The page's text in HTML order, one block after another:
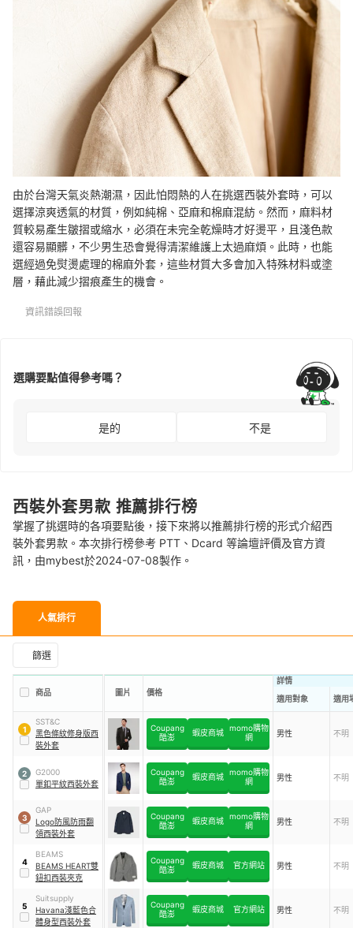
由於台灣天氣炎熱潮濕，因此怕悶熱的人在挑選西裝外套時，可以
選擇涼爽透氣的材質，例如純棉、亞麻和棉麻混紡。然而，麻料材
質較易產生皺摺或縮水，必須在未完全乾燥時才好燙平，且淺色款
還容易顯髒，不少男生恐會覺得清潔維護上太過麻煩。此時，也能
選經過免熨燙處理的棉麻外套，這些材質大多會加入特殊材料或塗
層，藉此減少摺痕產生的機會。
資訊錯誤回報
選購要點值得參考嗎？
是的 不是
西裝外套男款 推薦排行榜
掌握了挑選時的各項要點後，接下來將以推薦排行榜的形式介紹西
裝外套男款。本次排行榜參考 PTT、Dcard 等論壇評價及官方資
訊，由mybest於2024-07-08製作。
人氣排行
篩選
商品 圖片 價格
詳情
適用對象
適用
1
SST&C
黑色條紋修身版西
裝外套
Coupang
酷澎
蝦皮商城 momo購物
網
男性 不明
2
G2000
單釦平紋西裝外套
Coupang
酷澎
蝦皮商城 momo購物
網
男性 不明
3
GAP
Logo防風防雨翻
領西裝外套
Coupang
酷澎
蝦皮商城 momo購物
網
男性 不明
4
BEAMS
BEAMS HEART雙
鈕扣西裝夾克
Coupang
酷澎
蝦皮商城 官方網站 男性 不明
5
Suitsupply
Havana淺藍色合
體身型西裝外套
Coupang
酷澎
蝦皮商城 官方網站 男性 不明